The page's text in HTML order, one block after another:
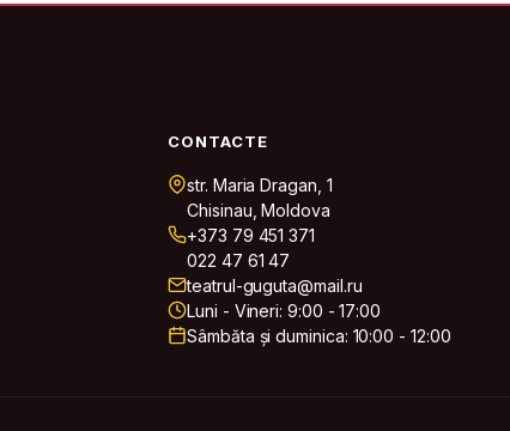
CONTACTE
str. Maria Dragan, 1
Chisinau, Moldova
+373 79 451 371
022 47 61 47
teatrul-guguta@mail.ru
Luni - Vineri: 9:00 - 17:00
Sâmbăta și duminica: 10:00 - 12:00